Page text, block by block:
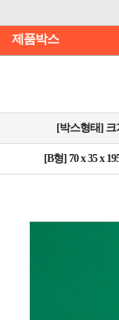
제품박스
[박스형태] 크
[B형] 70 x 35 x